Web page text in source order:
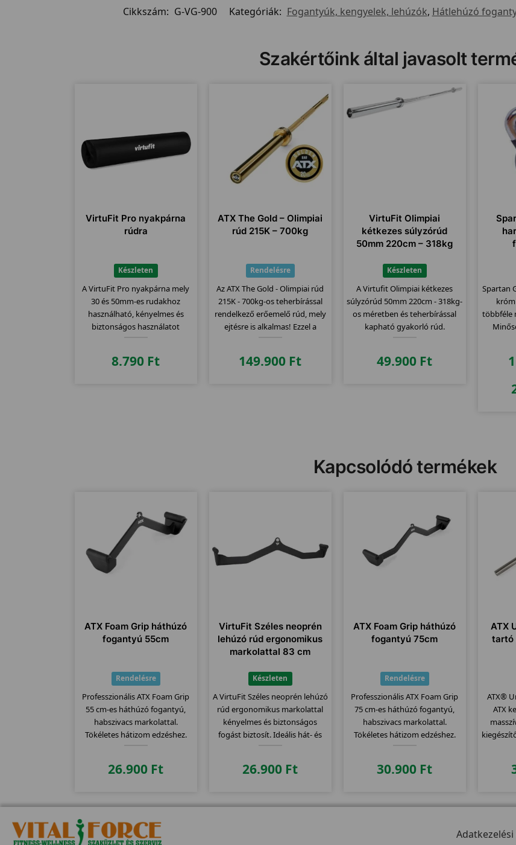
Cikkszám: G-VG-900 Kategóriák: Fogantyúk, kengyelek, lehúzók, Hátlehúzó
Szakértőink által javasolt
VirtuFit Pro nyakpárna
rúdra
Készleten
A VirtuFit Pro nyakpárna mely
30 és 50mm-es rudakhoz
használható, kényelmes és
biztonságos használatot
8.790 Ft
ATX The Gold – Olimpiai
rúd 215K – 700kg
Rendelésre
Az ATX The Gold - Olimpiai rúd
215K - 700kg-os teherbírással
rendelkező erőemelő rúd, mely
ejtésre is alkalmas! Ezzel a
149.900 Ft
VirtuFit Olimpiai
kétkezes súlyzórúd
50mm 220cm – 318kg
Készleten
A Virtufit Olimpiai kétkezes
súlyzórúd 50mm 220cm - 318kg-
os méretben és teherbírással
kapható gyakorló rúd.
49.900 Ft
Spartan
többféle
Kapcsolódó termékek
ATX Foam Grip háthúzó
fogantyú 55cm
Rendelésre
Professzionális ATX Foam Grip
55 cm-es háthúzó fogantyú,
habszivacs markolattal.
Tökéletes hátizom edzéshez.
26.900 Ft
VirtuFit Széles neoprén
lehúzó rúd ergonomikus
markolattal 83 cm
Készleten
A VirtuFit Széles neoprén lehúzó
rúd ergonomikus markolattal
kényelmes és biztonságos
fogást biztosít. Ideális hát- és
26.900 Ft
ATX Foam Grip háthúzó
fogantyú 75cm
Rendelésre
Professzionális ATX Foam Grip
75 cm-es háthúzó fogantyú,
habszivacs markolattal.
Tökéletes hátizom edzéshez.
30.900 Ft
ATX
tartó
ATX®
ATX